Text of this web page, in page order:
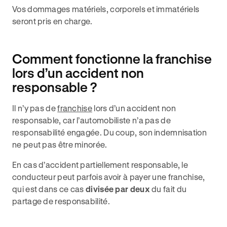
Vos dommages matériels, corporels et immatériels
seront pris en charge.
Comment fonctionne la franchise
lors d’un accident non
responsable ?
Il n’y pas defranchiselors d’un accident non
responsable, car l’automobiliste n’a pas de
responsabilité engagée. Du coup, son indemnisation
ne peut pas être minorée.
En cas d’accident partiellement responsable, le
conducteur peut parfois avoir à payer une franchise,
qui est dans ce casdivisée par deux du fait du
partage de responsabilité.